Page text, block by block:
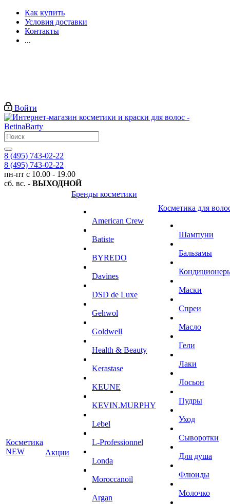
Как купить
Условия доставки
Контакты
...
Войти
8 (495) 743-02-22
8 (495) 743-02-22
пн-пт с 10.00 - 19.00
сб. вс. - ВЫХОДНОЙ
Косметика
NEW
Акции
Бренды косметики
American Crew
Batiste
BYREDO
Davines
DSD de Luxe
Gehwol
Goldwell
Health & Beauty
Kerastase
KEUNE
KEVIN.MURPHY
Lebel
L-Professionnel
Londa
Moroccanoil
Argan
Косметика для
Шампуни
Бальзамы
Маски
Спреи
Масло
Гели
Лаки
Лосьон
Пудры
Уход
Сыворотки
Для душа
Флюиды
Молочко